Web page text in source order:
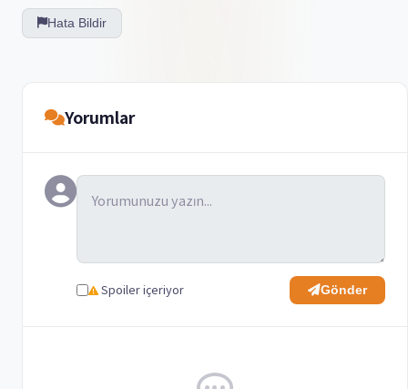
Hata Bildir
Yorumlar
Spoiler içeriyor Gönder